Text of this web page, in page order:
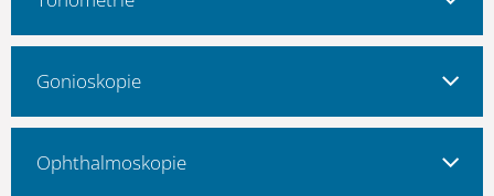
Gonioskopie
Ophthalmoskopie